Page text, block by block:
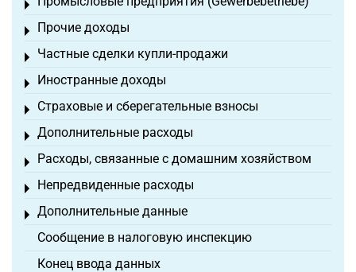
Toggle menu
Прочие доходы
Toggle menu
Частные сделки купли-продажи
Toggle menu
Иностранные доходы
Toggle menu
Страховые и сберегательные взносы
Toggle menu
Дополнительные расходы
Toggle menu
Расходы, связанные с домашним хозяйством
Toggle menu
Непредвиденные расходы
Toggle menu
Дополнительные данные
Toggle menu
Сообщение в налоговую инспекцию
Конец ввода данных